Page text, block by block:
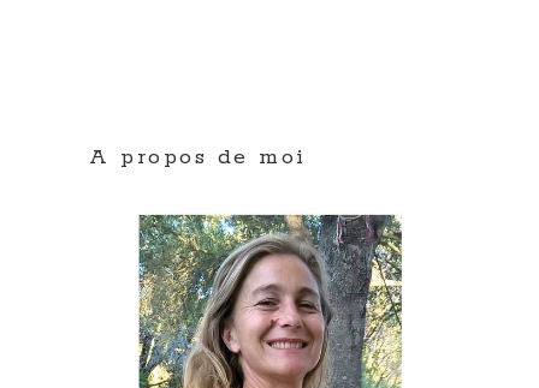
A propos de moi